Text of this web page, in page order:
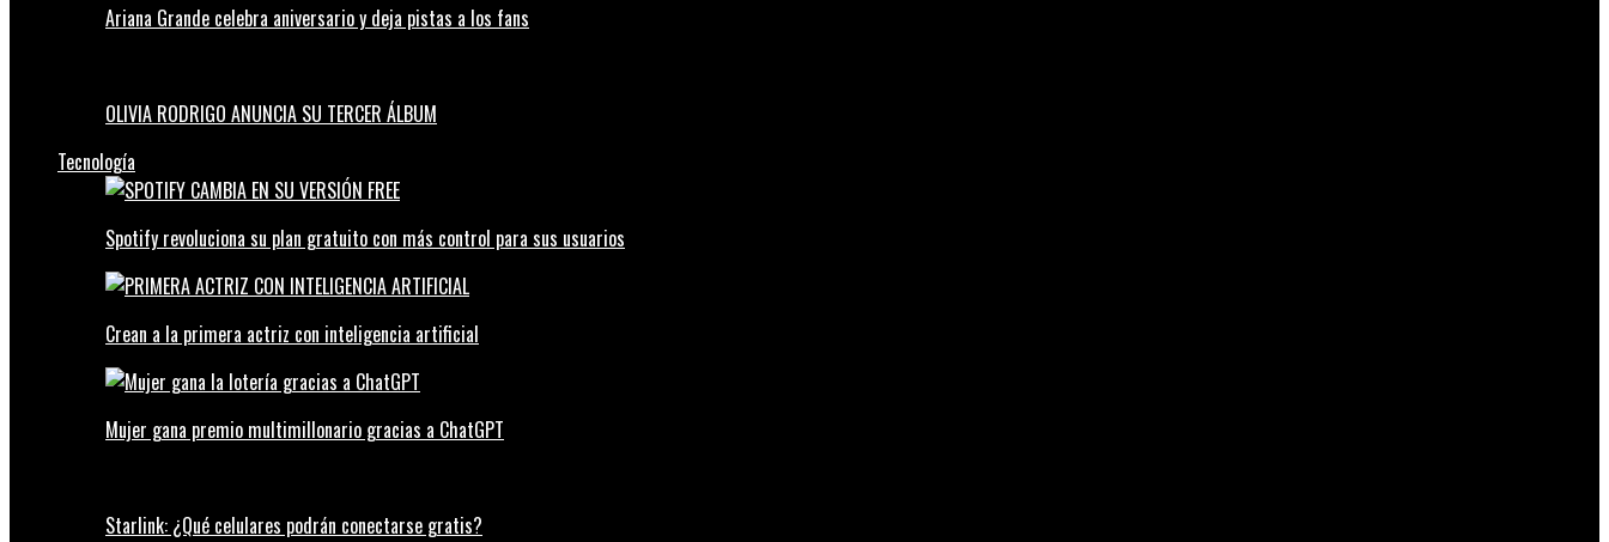
Ariana Grande celebra aniversario y deja pistas a los fans
OLIVIA RODRIGO ANUNCIA SU TERCER ÁLBUM
Tecnología
Spotify revoluciona su plan gratuito con más control para sus usuarios
Crean a la primera actriz con inteligencia artificial
Mujer gana premio multimillonario gracias a ChatGPT
Starlink: ¿Qué celulares podrán conectarse gratis?